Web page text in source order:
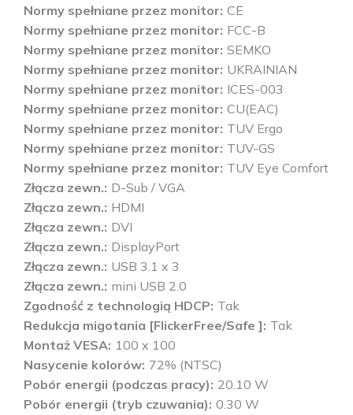
Normy spełniane przez monitor CE
Normy spełniane przez monitor FCC-B
Normy spełniane przez monitor SEMKO
Normy spełniane przez monitor UKRAINIAN
Normy spełniane przez monitor ICES-003
Normy spełniane przez monitor CU(EAC)
Normy spełniane przez monitor TUV Ergo
Normy spełniane przez monitor TUV-GS
Normy spełniane przez monitor TUV Eye Comfort
Złącza zewn. D-Sub / VGA
Złącza zewn. HDMI
Złącza zewn. DVI
Złącza zewn. DisplayPort
Złącza zewn. USB 3.1 x 3
Złącza zewn. mini USB 2.0
Zgodność z technologią HDCP Tak
Redukcja migotania [FlickerFree/Safe ] Tak
Montaż VESA 100 x 100
Nasycenie kolorów 72% (NTSC)
Pobór energii (podczas pracy) 20.10 W
Pobór energii (tryb czuwania) 0.30 W